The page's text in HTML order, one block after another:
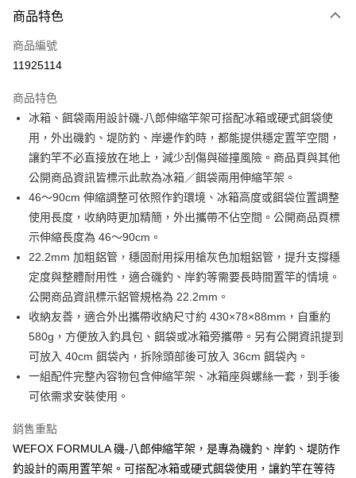
信用卡一次付款
信用卡分期付款
合作金庫商業銀行
華南商業銀行
彰化商業銀行
上海商業儲蓄銀行
台北富邦商業銀行
國泰世華商業銀行
兆豐國際商業銀行
臺灣中小企業銀行
台中商業銀行
匯豐（台灣）商業銀行
華泰商業銀行
聯邦商業銀行
遠東國際商業銀行
元大商業銀行
永豐商業銀行
玉山商業銀行
台新國際商業銀行
中國信託商業銀行
台灣樂天信用卡公司
Apple Pay
街口支付
大哥付你分期
相關說明
【大哥付你分期使用說明】
1.本服務由台灣大哥大提供，台灣大哥大用戶可立即使用無須另外申請。
2.付款方式選擇「大哥付你分期」，訂單成立後會自動跳轉到大哥付的交易
流程，驗證手機門號後，選擇欲分期的期數、繳款截止日，確認付款後即完
成交易。
4.訂單成立30分鐘內，如未前往確認交易或遇審核未通過，訂單將自動取
消。如遇「轉專審核」未通過狀況，表示未達大哥付你分期系統評分，恕無
法說明評估內容。
【繳款方式說明】
1.分期款項不併入電信帳單，「大哥付你分期」於每月結算日後寄送繳費提
醒簡訊。
帳／街口支付／iPASS MONEY」等通路繳費。
【注意事項】
1.本服務係由「台灣大哥大股份有限公司」（以下簡稱本公司）所提供，讓
【關於「AFTEE先享後付」】
AFTEE先享後付是「在收到商品之後才付款」的支付方式。 讓您購物簡單
便利好安心！
１．簡單：不需註冊會員、不需綁卡、不需儲值。
２．便利：只要手機號碼，簡訊認證，即可結帳。
３．安心：先確認商品／服務後，再付款。
１．於結帳方式選擇「AFTEE先享後付」後，將跳轉至「AFTEE先享後付」
２．訂單成立數日內，您將收到繳費通知簡訊。
３．收到繳費通知簡訊後14天內，點擊此簡訊中的連結，可透過四大超商／
ATM／網路銀行／等多元方式進行付款，方視為交易完成。
※ 請注意：結帳手續完成當下不需立刻繳費，但若您需要取消訂單，請聯絡
ATM付款
運送方式
一般宅配（門市自取請勿下單，請聯繫客服）
大型宅配(門市自取請勿下單，請聯繫客服）
每筆NT$150，滿NT$2,000(含以上)免運費
商品特色
商品編號
11925114
商品特色
冰箱、餌袋兩用設計磯-八郎伸縮竿架可搭配冰箱或硬式餌袋使
用，外出磯釣、堤防釣、岸邊作釣時，都能提供穩定置竿空間，
讓釣竿不必直接放在地上，減少刮傷與碰撞風險。商品頁與其他
公開商品資訊皆標示此款為冰箱／餌袋兩用伸縮竿架。
46～90cm 伸縮調整可依照作釣環境、冰箱高度或餌袋位置調整
使用長度，收納時更加精簡，外出攜帶不佔空間。公開商品頁標
示伸縮長度為 46～90cm。
22.2mm 加粗鋁管，穩固耐用採用槍灰色加粗鋁管，提升支撐穩
定度與整體耐用性，適合磯釣、岸釣等需要長時間置竿的情境。
公開商品資訊標示鋁管規格為 22.2mm。
收納友善，適合外出攜帶收納尺寸約 430×78×88mm，自重約
580g，方便放入釣具包、餌袋或冰箱旁攜帶。另有公開資訊提到
可放入 40cm 餌袋內，拆除頭部後可放入 36cm 餌袋內。
一組配件完整內容物包含伸縮竿架、冰箱座與螺絲一套，到手後
可依需求安裝使用。
銷售重點
WEFOX FORMULA 磯-八郎伸縮竿架，是專為磯釣、岸釣、堤防作
釣設計的兩用置竿架。可搭配冰箱或硬式餌袋使用，讓釣竿在等待